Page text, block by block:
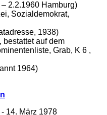
2.2.1960 Hamburg)
Sozialdemokrat,
1938)
bestattet auf dem
Grab, K 6 ,
1964)
14. März 1978